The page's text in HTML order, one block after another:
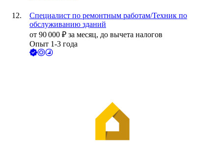
Специалист по ремонтным работам/Техник по
обслуживанию зданий
от 90 000 ₽ за месяц, до вычета налогов
Опыт 1-3 года